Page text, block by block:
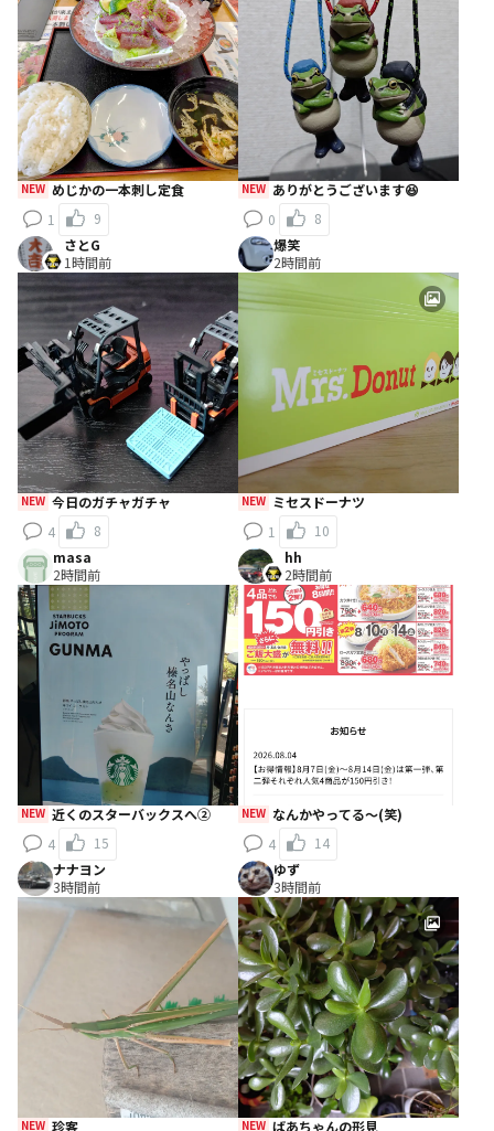
NEW めじかの一本刺し定食
1
9
NEW ありがとうございます😆
0
8
さとG
1時間前
NEW 今日のガチャガチャ
4
8
爆笑
2時間前
NEW ミセスドーナツ
1
10
masa
2時間前
NEW 近くのスターバックスへ②
4
15
hh
2時間前
NEW なんかやってる～(笑)
4
14
ナナヨン
3時間前
NEW 珍客
ゆず
3時間前
NEW ばあちゃんの形見